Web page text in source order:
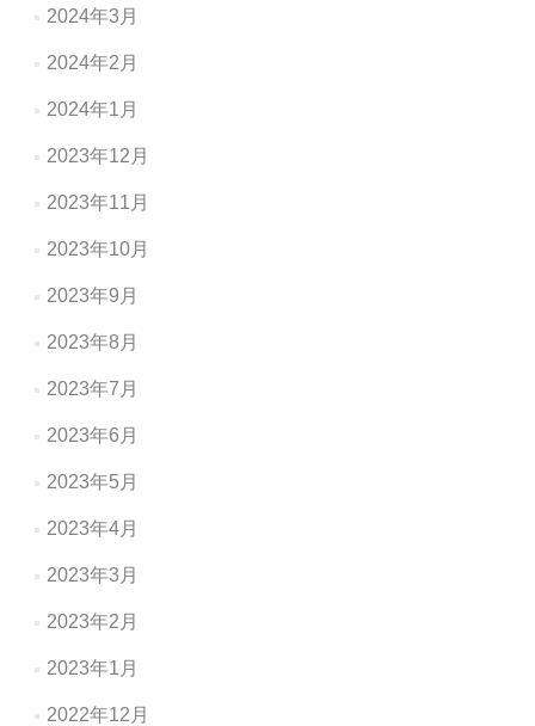
2024年3月
2024年2月
2024年1月
2023年12月
2023年11月
2023年10月
2023年9月
2023年8月
2023年7月
2023年6月
2023年5月
2023年4月
2023年3月
2023年2月
2023年1月
2022年12月